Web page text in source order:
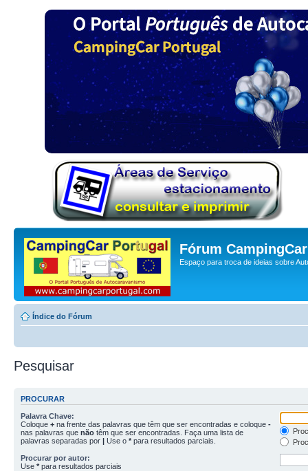
Fórum
Espaço para troca de ideias sobre
Índice do Fórum
Pesquisar
PROCURAR
Palavra Chave:
Coloque + na frente das palavras que têm que ser encontradas e coloque -
nas palavras que não têm que ser encontradas. Faça uma lista de
palavras separadas por | Use o * para resultados parciais.
Procurar por autor:
Use * para resultados parciais